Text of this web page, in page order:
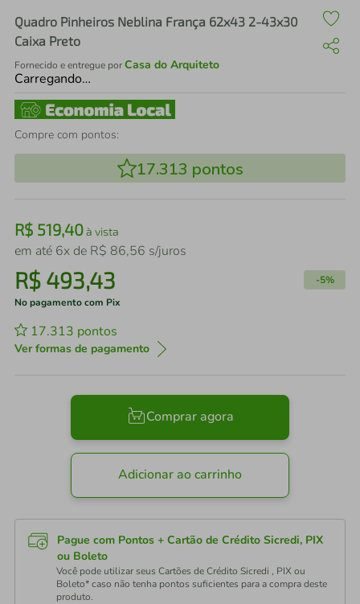
Quadro Pinheiros Neblina França 62x43 2-43x30
Caixa Preto
Fornecido e entregue porCasa do Arquiteto
Carregando…
Compre com pontos:
17.313 pontos
R$ 519,40à vista
em até 6x de R$ 86,56 s/juros
R$ 493,43 -5%
No pagamento com Pix
17.313 pontos
Ver formas de pagamento
Comprar agora
Adicionar ao carrinho
Pague com Pontos + Cartão de Crédito Sicredi, PIX
ou Boleto
Você pode utilizar seus Cartões de Crédito Sicredi , PIX ou
Boleto* caso não tenha pontos suficientes para a compra deste
produto.